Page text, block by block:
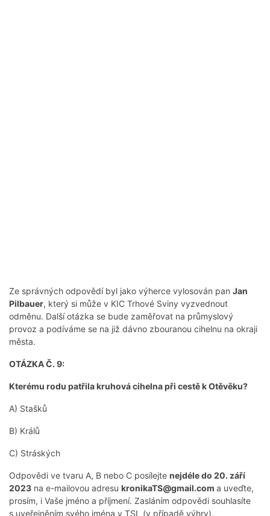
Ze správných odpovědí byl jako výherce vylosován pan Jan
Pilbauer, který si může v KIC Trhové Sviny vyzvednout
odměnu. Další otázka se bude zaměřovat na průmyslový
provoz a podíváme se na již dávno zbouranou cihelnu na okraji
města.
OTÁZKA Č. 9:
Kterému rodu patřila kruhová cihelna při cestě k Otěvěku?
A) Stašků
B) Králů
C) Stráských
Odpovědi ve tvaru A, B nebo C posílejte nejdéle do 20. září
2023 na e-mailovou adresu kronikaTS@gmail.com a uveďte,
prosím, i Vaše jméno a příjmení. Zasláním odpovědi souhlasíte
s uveřejněním svého jména v TSL (v případě výhry).